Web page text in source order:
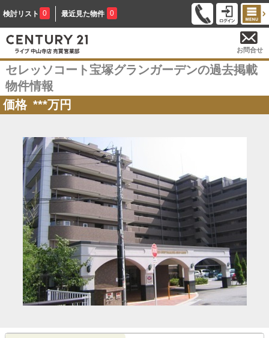
検討リスト 0 最近見た物件 0
お問合せ
セレッソコート宝塚グランガーデンの過去掲載
物件情報
価格 ***万円